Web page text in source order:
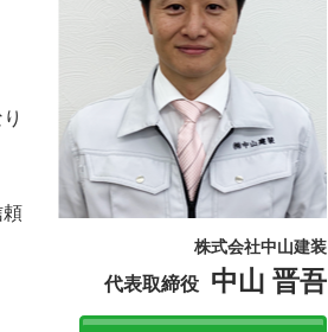
株式会社中山建装
代表取締役 中山 晋吾